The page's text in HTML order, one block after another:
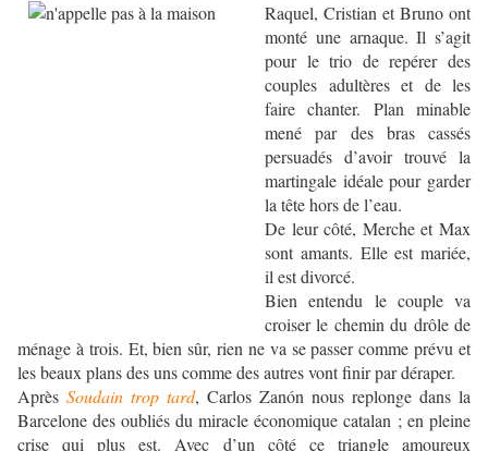
Raquel, Cristian et Bruno ont
monté une arnaque. Il s’agit
pour le trio de repérer des
couples adultères et de les
faire chanter. Plan minable
mené par des bras cassés
persuadés d’avoir trouvé la
martingale idéale pour garder
la tête hors de l’eau.
De leur côté, Merche et Max
sont amants. Elle est mariée,
il est divorcé.
Bien entendu le couple va
croiser le chemin du drôle de
ménage à trois. Et, bien sûr, rien ne va se passer comme prévu et
les beaux plans des uns comme des autres vont finir par déraper.
Après Soudain trop tard, Carlos Zanón nous replonge dans la
Barcelone des oubliés du miracle économique catalan ; en pleine
crise qui plus est. Avec d’un côté ce triangle amoureux